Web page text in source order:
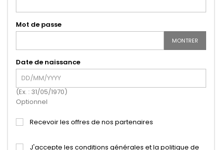
Mot de passe
MONTRER
Date de naissance
(Ex. : 31/05/1970)
Optionnel
Recevoir les offres de nos partenaires
J'accepte les conditions générales et la politique de